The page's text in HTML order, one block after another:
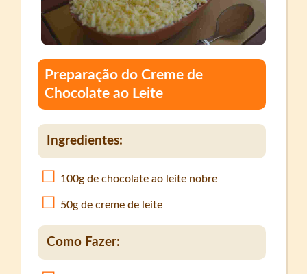
Preparação do Creme de
Chocolate ao Leite
Ingredientes:
100g de chocolate ao leite nobre
50g de creme de leite
Como Fazer: